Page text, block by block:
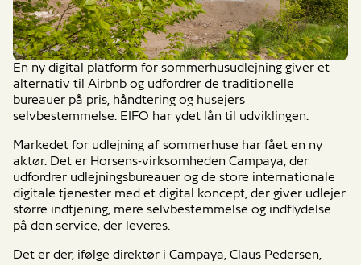
En ny digital platform for sommerhusudlejning giver et
alternativ til Airbnb og udfordrer de traditionelle
bureauer på pris, håndtering og husejers
selvbestemmelse. EIFO har ydet lån til udviklingen.
Markedet for udlejning af sommerhuse har fået en ny
aktør. Det er Horsens-virksomheden Campaya, der
udfordrer udlejningsbureauer og de store internationale
digitale tjenester med et digital koncept, der giver udlejer
større indtjening, mere selvbestemmelse og indflydelse
på den service, der leveres.
Det er der, ifølge direktør i Campaya, Claus Pedersen,